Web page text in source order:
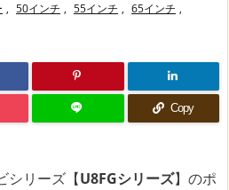
, 50インチ , 55インチ , 65インチ ,
Copy
シリーズ【U8FGシリーズ】のポ